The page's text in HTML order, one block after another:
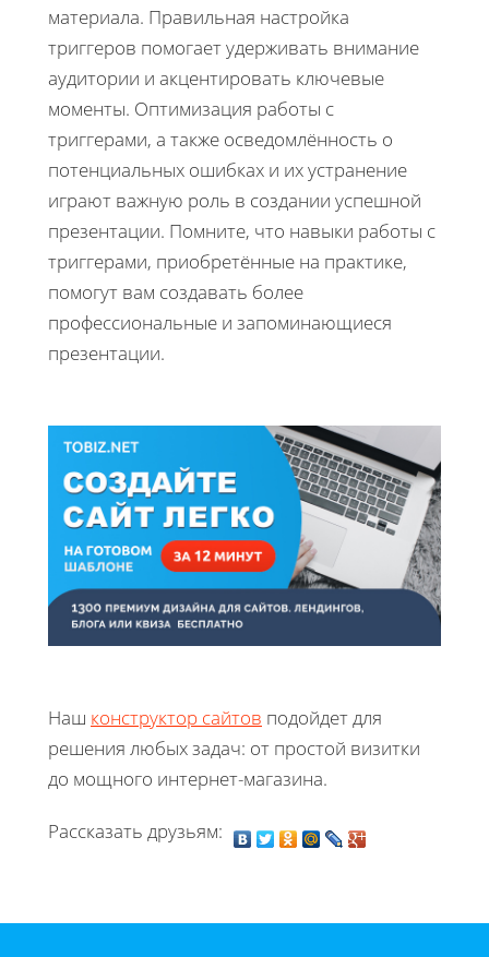
материала. Правильная настройка
триггеров помогает удерживать внимание
аудитории и акцентировать ключевые
моменты. Оптимизация работы с
триггерами, а также осведомлённость о
потенциальных ошибках и их устранение
играют важную роль в создании успешной
презентации. Помните, что навыки работы с
триггерами, приобретённые на практике,
помогут вам создавать более
профессиональные и запоминающиеся
презентации.
Наш конструктор сайтов подойдет для
решения любых задач: от простой визитки
до мощного интернет-магазина.
Рассказать друзьям: